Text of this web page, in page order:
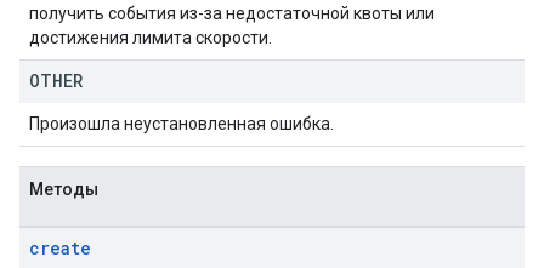
получить события из-за недостаточной квоты или
достижения лимита скорости.
OTHER
Произошла неустановленная ошибка.
Методы
create